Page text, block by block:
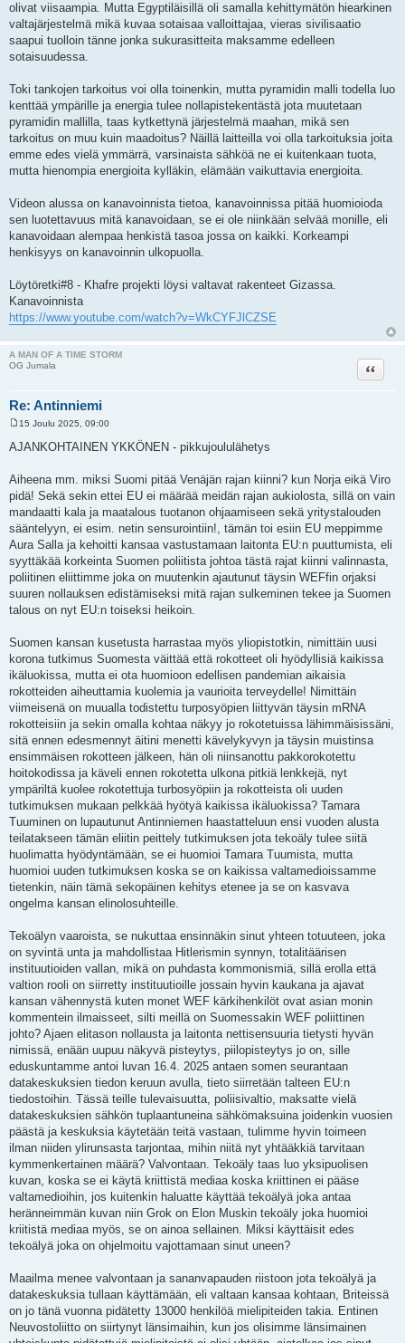
olivat viisaampia. Mutta Egyptiläisillä oli samalla kehittymätön hiearkinen
valtajärjestelmä mikä kuvaa sotaisaa valloittajaa, vieras sivilisaatio
saapui tuolloin tänne jonka sukurasitteita maksamme edelleen
sotaisuudessa.
Toki tankojen tarkoitus voi olla toinenkin, mutta pyramidin malli todella luo
kenttää ympärille ja energia tulee nollapistekentästä jota muutetaan
pyramidin mallilla, taas kytkettynä järjestelmä maahan, mikä sen
tarkoitus on muu kuin maadoitus? Näillä laitteilla voi olla tarkoituksia joita
emme edes vielä ymmärrä, varsinaista sähköä ne ei kuitenkaan tuota,
mutta hienompia energioita kylläkin, elämään vaikuttavia energioita.
Videon alussa on kanavoinnista tietoa, kanavoinnissa pitää huomioioda
sen luotettavuus mitä kanavoidaan, se ei ole niinkään selvää monille, eli
kanavoidaan alempaa henkistä tasoa jossa on kaikki. Korkeampi
henkisyys on kanavoinnin ulkopuolla.
Löytöretki#8 - Khafre projekti löysi valtavat rakenteet Gizassa.
Kanavoinnista
https://www.youtube.com/watch?v=WkCYFJlCZSE
A MAN OF A TIME STORM
OG Jumala
Re: Antinniemi
Lainaa
i
e
t
15 Joulu 2025, 09:00
AJANKOHTAINEN YKKÖNEN - pikkujoululähetys
Aiheena mm. miksi Suomi pitää Venäjän rajan kiinni? kun Norja eikä Viro
pidä! Sekä sekin ettei EU ei määrää meidän rajan aukiolosta, sillä on vain
mandaatti kala ja maatalous tuotanon ohjaamiseen sekä yritystalouden
sääntelyyn, ei esim. netin sensurointiin!, tämän toi esiin EU meppimme
Aura Salla ja kehoitti kansaa vastustamaan laitonta EU:n puuttumista, eli
syyttäkää korkeinta Suomen poliitista johtoa tästä rajat kiinni valinnasta,
poliitinen eliittimme joka on muutenkin ajautunut täysin WEFfin orjaksi
suuren nollauksen edistämiseksi mitä rajan sulkeminen tekee ja Suomen
talous on nyt EU:n toiseksi heikoin.
Suomen kansan kusetusta harrastaa myös yliopistotkin, nimittäin uusi
korona tutkimus Suomesta väittää että rokotteet oli hyödyllisiä kaikissa
ikäluokissa, mutta ei ota huomioon edellisen pandemian aikaisia
rokotteiden aiheuttamia kuolemia ja vaurioita terveydelle! Nimittäin
viimeisenä on muualla todistettu turposyöpien liittyvän täysin mRNA
rokotteisiin ja sekin omalla kohtaa näkyy jo rokotetuissa lähimmäisissäni,
sitä ennen edesmennyt äitini menetti kävelykyvyn ja täysin muistinsa
ensimmäisen rokotteen jälkeen, hän oli niinsanottu pakkorokotettu
hoitokodissa ja käveli ennen rokotetta ulkona pitkiä lenkkejä, nyt
ympäriltä kuolee rokotettuja turbosyöpiin ja rokotteista oli uuden
tutkimuksen mukaan pelkkää hyötyä kaikissa ikäluokissa? Tamara
Tuuminen on lupautunut Antinniemen haastatteluun ensi vuoden alusta
teilatakseen tämän eliitin peittely tutkimuksen jota tekoäly tulee siitä
huolimatta hyödyntämään, se ei huomioi Tamara Tuumista, mutta
huomioi uuden tutkimuksen koska se on kaikissa valtamedioissamme
tietenkin, näin tämä sekopäinen kehitys etenee ja se on kasvava
ongelma kansan elinolosuhteille.
Tekoälyn vaaroista, se nukuttaa ensinnäkin sinut yhteen totuuteen, joka
on syvintä unta ja mahdollistaa Hitlerismin synnyn, totalitäärisen
instituutioiden vallan, mikä on puhdasta kommonismiä, sillä erolla että
valtion rooli on siirretty instituutioille jossain hyvin kaukana ja ajavat
kansan vähennystä kuten monet WEF kärkihenkilöt ovat asian monin
kommentein ilmaisseet, silti meillä on Suomessakin WEF poliittinen
johto? Ajaen elitason nollausta ja laitonta nettisensuuria tietysti hyvän
nimissä, enään uupuu näkyvä pisteytys, piilopisteytys jo on, sille
eduskuntamme antoi luvan 16.4. 2025 antaen somen seurantaan
datakeskuksien tiedon keruun avulla, tieto siirretään talteen EU:n
tiedostoihin. Tässä teille tulevaisuutta, poliisivaltio, maksatte vielä
datakeskuksien sähkön tuplaantuneina sähkömaksuina joidenkin vuosien
päästä ja keskuksia käytetään teitä vastaan, tulimme hyvin toimeen
ilman niiden ylirunsasta tarjontaa, mihin niitä nyt yhtääkkiä tarvitaan
kymmenkertainen määrä? Valvontaan. Tekoäly taas luo yksipuolisen
kuvan, koska se ei käytä kriittistä mediaa koska kriittinen ei pääse
valtamedioihin, jos kuitenkin haluatte käyttää tekoälyä joka antaa
heränneimmän kuvan niin Grok on Elon Muskin tekoäly joka huomioi
kriitistä mediaa myös, se on ainoa sellainen. Miksi käyttäisit edes
tekoälyä joka on ohjelmoitu vajottamaan sinut uneen?
Maailma menee valvontaan ja sananvapauden riistoon jota tekoälyä ja
datakeskuksia tullaan käyttämään, eli valtaan kansaa kohtaan, Briteissä
on jo tänä vuonna pidätetty 13000 henkilöä mielipiteiden takia. Entinen
Neuvostoliitto on siirtynyt länsimaihin, kun jos olisimme länsimainen